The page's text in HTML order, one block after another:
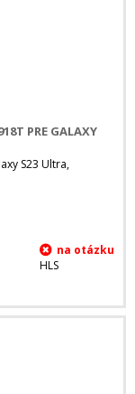
PRE GALAXY
S23 Ultra,
HLS